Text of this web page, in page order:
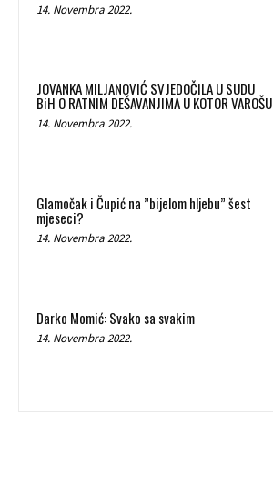
14. Novembra 2022.
JOVANKA MILJANOVIĆ SVJEDOČILA U SUDU
BiH O RATNIM DEŠAVANJIMA U KOTOR VAROŠU
14. Novembra 2022.
Glamočak i Čupić na ”bijelom hljebu” šest
mjeseci?
14. Novembra 2022.
Darko Momić: Svako sa svakim
14. Novembra 2022.